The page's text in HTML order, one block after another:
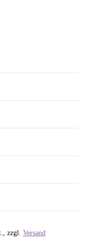
zzgl. Versand